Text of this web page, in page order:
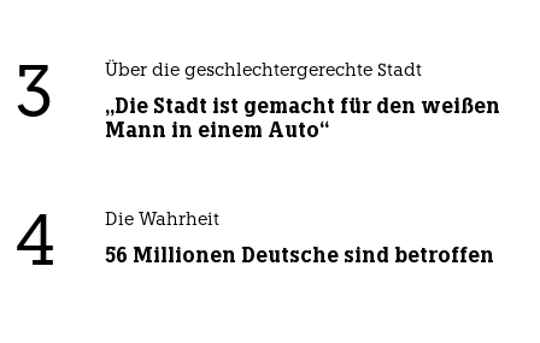
3 Über die geschlechtergerechte Stadt
„Die Stadt ist gemacht für den weißen
Mann in einem Auto“
4 Die Wahrheit
56 Millionen Deutsche sind betroffen